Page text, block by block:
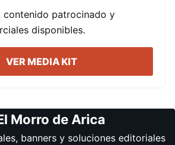
contenido patrocinado y
disponibles.
VER MEDIA KIT
Morro de Arica
banners y soluciones editoriales